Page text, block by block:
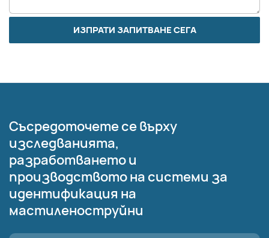
ИЗПРАТИ ЗАПИТВАНЕ СЕГА
Съсредоточете се върху
изследванията,
разработването и
производството на системи за
идентификация на
мастиленоструйни